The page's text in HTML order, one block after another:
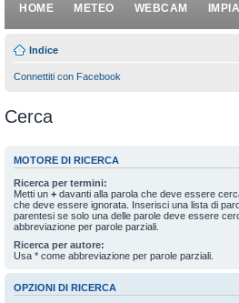
HOME METEO WEBCAM
Indice
Connettiti con Facebook
Cerca
MOTORE DI RICERCA
Ricerca per termini:
Metti un + davanti alla parola che deve essere
che deve essere ignorata. Inserisci una lista di
parentesi se solo una delle parole deve essere
abbreviazione per parole parziali.
Ricerca per autore:
Usa * come abbreviazione per parole parziali.
OPZIONI DI RICERCA